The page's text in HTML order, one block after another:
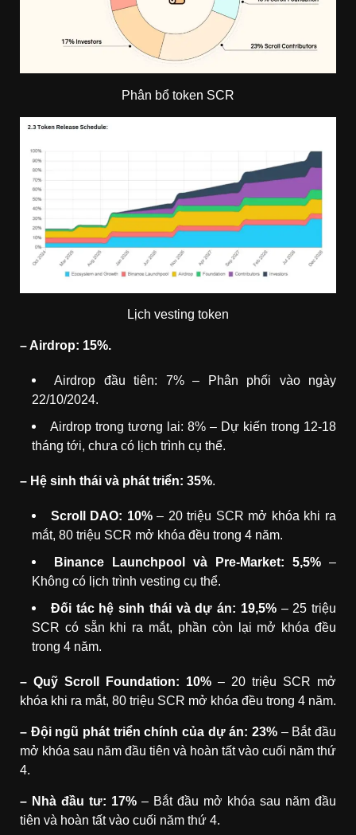
Phân bổ token SCR
Lịch vesting token
– Airdrop: 15%.
Airdrop đầu tiên: 7% – Phân phối vào ngày
22/10/2024.
Airdrop trong tương lai: 8% – Dự kiến trong 12-18
tháng tới, chưa có lịch trình cụ thể.
– Hệ sinh thái và phát triển: 35%.
Scroll DAO: 10%– 20 triệu SCR mở khóa khi ra
mắt, 80 triệu SCR mở khóa đều trong 4 năm.
Binance Launchpool và Pre-Market: 5,5% –
Không có lịch trình vesting cụ thể.
Đối tác hệ sinh thái và dự án: 19,5%– 25 triệu
SCR có sẵn khi ra mắt, phần còn lại mở khóa đều
trong 4 năm.
– Quỹ Scroll Foundation: 10% – 20 triệu SCR mở
khóa khi ra mắt, 80 triệu SCR mở khóa đều trong 4 năm.
– Đội ngũ phát triển chính của dự án: 23% – Bắt đầu
mở khóa sau năm đầu tiên và hoàn tất vào cuối năm thứ
4.
– Nhà đầu tư: 17% – Bắt đầu mở khóa sau năm đầu
tiên và hoàn tất vào cuối năm thứ 4.